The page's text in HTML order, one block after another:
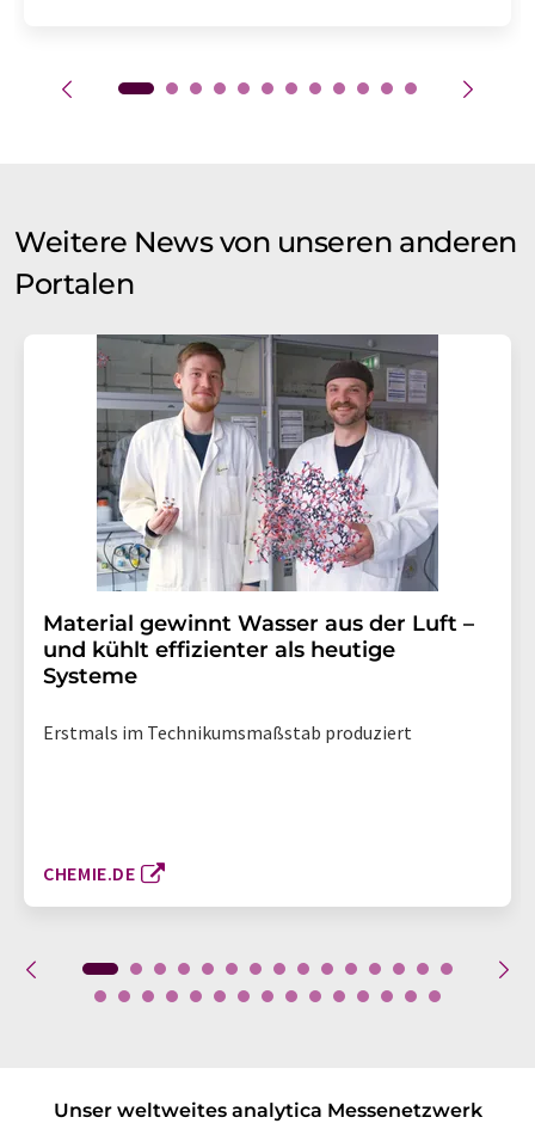
Weitere News von unseren anderen
Portalen
Material gewinnt Wasser aus der Luft –
und kühlt effizienter als heutige
Systeme
Erstmals im Technikumsmaßstab produziert
CHEMIE.DE
Unser weltweites analytica Messenetzwerk